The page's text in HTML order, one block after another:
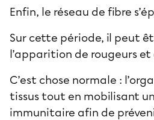
Enfin, le réseau de fibre
Sur cette période, il peut
l’apparition de rougeurs
C’est chose normale :
tissus tout en mobilisant
immunitaire afin de